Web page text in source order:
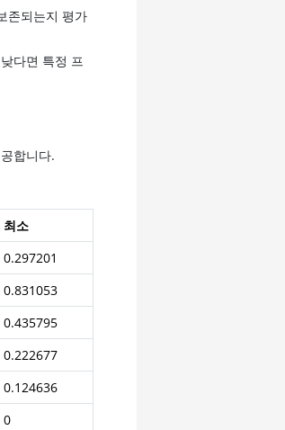
존되는지 평가
다면 특정 프
합니다.
최소
0.297201
0.831053
0.435795
0.222677
0.124636
0